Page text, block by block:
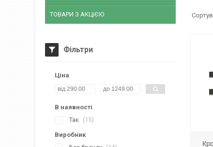
ТОВАРИ З АКЦіЄЮ
Фільтри
Ціна
В наявності
Так
15
Виробник